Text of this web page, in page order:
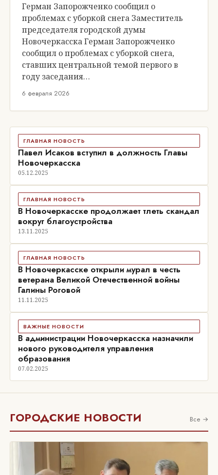
Герман Запорожченко сообщил о
проблемах с уборкой снега Заместитель
председателя городской думы
Новочеркасска Герман Запорожченко
сообщил о проблемах с уборкой снега,
ставших центральной темой первого в
году заседания…
6 февраля 2026
ГЛАВНАЯ НОВОСТЬ
Павел Исаков вступил в должность Главы
Новочеркасска
05.12.2025
ГЛАВНАЯ НОВОСТЬ
В Новочеркасске продолжает тлеть скандал
вокруг благоустройства
13.11.2025
ГЛАВНАЯ НОВОСТЬ
В Новочеркасске открыли мурал в честь
ветерана Великой Отечественной войны
Галины Роговой
11.11.2025
ВАЖНЫЕ НОВОСТИ
В администрации Новочеркасска назначили
нового руководителя управления
образования
07.02.2025
ГОРОДСКИЕ НОВОСТИ Все →